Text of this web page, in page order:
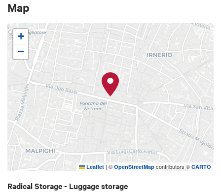
Map
+
−
Leaflet | © OpenStreetMap contributors © CARTO
Radical Storage - Luggage storage